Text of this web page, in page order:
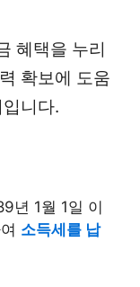
혜택을 누리
확보에 도움
니다.
년 1월 1일 이
소득세를 납